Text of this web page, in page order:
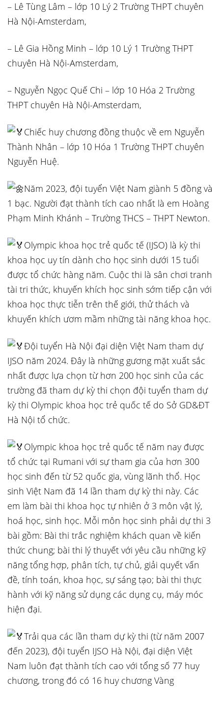
– Lê Tùng Lâm – lớp 10 Lý 2 Trường THPT chuyên
Hà Nội-Amsterdam,
– Lê Gia Hồng Minh – lớp 10 Lý 1 Trường THPT
chuyên Hà Nội-Amsterdam,
– Nguyễn Ngọc Quế Chi – lớp 10 Hóa 2 Trường
THPT chuyên Hà Nội-Amsterdam,
Chiếc huy chương đồng thuộc về em Nguyễn
Thành Nhân – lớp 10 Hóa 1 Trường THPT chuyên
Nguyễn Huệ.
Năm 2023, đội tuyển Việt Nam giành 5 đồng và
1 bạc. Người đạt thành tích cao nhất là em Hoàng
Phạm Minh Khánh – Trường THCS – THPT Newton.
Olympic khoa học trẻ quốc tế (IJSO) là kỳ thi
khoa học uy tín dành cho học sinh dưới 15 tuổi
được tổ chức hàng năm. Cuộc thi là sân chơi tranh
tài tri thức, khuyến khích học sinh sớm tiếp cận với
khoa học thực tiễn trên thế giới, thử thách và
khuyến khích ươm mầm những tài năng khoa học.
Đội tuyển Hà Nội đại diện Việt Nam tham dự
IJSO năm 2024. Đây là những gương mặt xuất sắc
nhất được lựa chọn từ hơn 200 học sinh của các
trường đã tham dự kỳ thi chọn đội tuyển tham dự
kỳ thi Olympic khoa học trẻ quốc tế do Sở GD&ĐT
Hà Nội tổ chức.
Olympic khoa học trẻ quốc tế năm nay được
tổ chức tại Rumani với sự tham gia của hơn 300
học sinh đến từ 52 quốc gia, vùng lãnh thổ. Học
sinh Việt Nam đã 14 lần tham dự kỳ thi này. Các
em làm bài thi khoa học tự nhiên ở 3 môn vật lý,
hoá học, sinh học. Mỗi môn học sinh phải dự thi 3
bài gồm: Bài thi trắc nghiệm khách quan về kiến
thức chung; bài thi lý thuyết với yêu cầu những kỹ
năng tổng hợp, phân tích, tự chủ, giải quyết vấn
đề, tính toán, khoa học, sự sáng tạo; bài thi thực
hành với kỹ năng sử dụng các dụng cụ, máy móc
hiện đại.
Trải qua các lần tham dự kỳ thi (từ năm 2007
đến 2023), đội tuyển IJSO Hà Nội, đại diện Việt
Nam luôn đạt thành tích cao với tổng số 77 huy
chương, trong đó có 16 huy chương Vàng